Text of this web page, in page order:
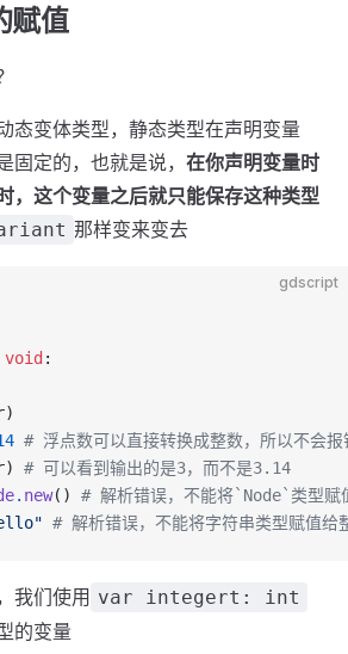
赋值
态变体类型，静态类型在声明变量
固定的，也就是说， 在你声明变量时
，这个变量之后就只能保存这种类型
那样变来变去
gdscript
void :
# 浮点数可以直接转换成整数，所以不会报
# 可以看到输出的是3，而不是3.14
. new() # 解析错误，不能将`Node`类型赋
# 解析错误，不能将字符串类型赋值给
我们使用 var integert: int
的变量